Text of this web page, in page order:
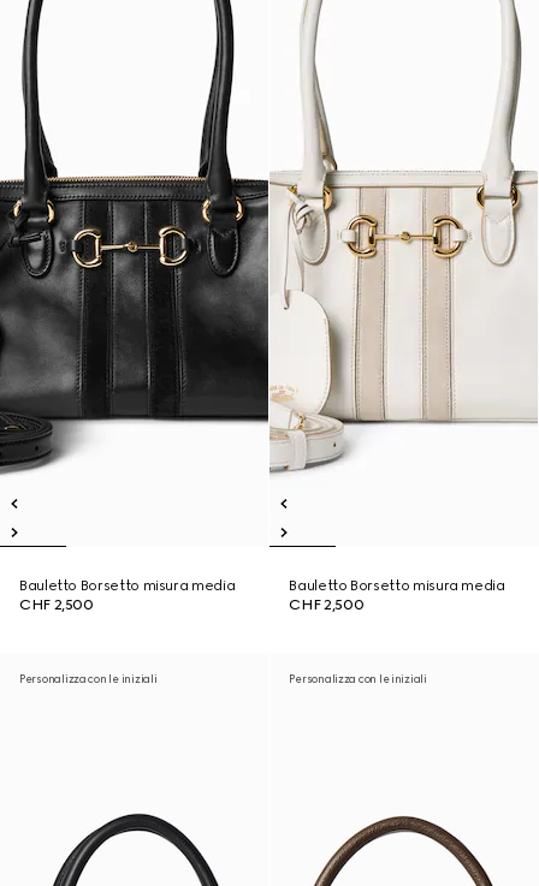
Bauletto Borsetto misura media
CHF 2,500
Bauletto Borsetto misura media
CHF 2,500
Personalizza con le iniziali Personalizza con le iniziali